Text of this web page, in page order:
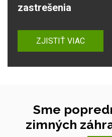
zastrešenia
ZJISTIŤ VIAC
Sme
zimných